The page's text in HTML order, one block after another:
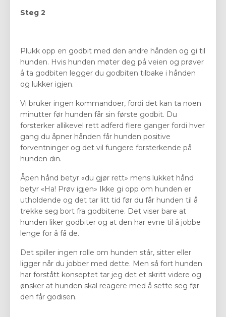
Steg 2
Plukk opp en godbit med den andre hånden og gi til
hunden. Hvis hunden møter deg på veien og prøver
å ta godbiten legger du godbiten tilbake i hånden
og lukker igjen.
Vi bruker ingen kommandoer, fordi det kan ta noen
minutter før hunden får sin første godbit. Du
forsterker allikevel rett adferd flere ganger fordi hver
gang du åpner hånden får hunden positive
forventninger og det vil fungere forsterkende på
hunden din.
Åpen hånd betyr «du gjør rett» mens lukket hånd
betyr «Ha! Prøv igjen» Ikke gi opp om hunden er
utholdende og det tar litt tid før du får hunden til å
trekke seg bort fra godbitene. Det viser bare at
hunden liker godbiter og at den har evne til å jobbe
lenge for å få de.
Det spiller ingen rolle om hunden står, sitter eller
ligger når du jobber med dette. Men så fort hunden
har forstått konseptet tar jeg det et skritt videre og
ønsker at hunden skal reagere med å sette seg før
den får godisen.